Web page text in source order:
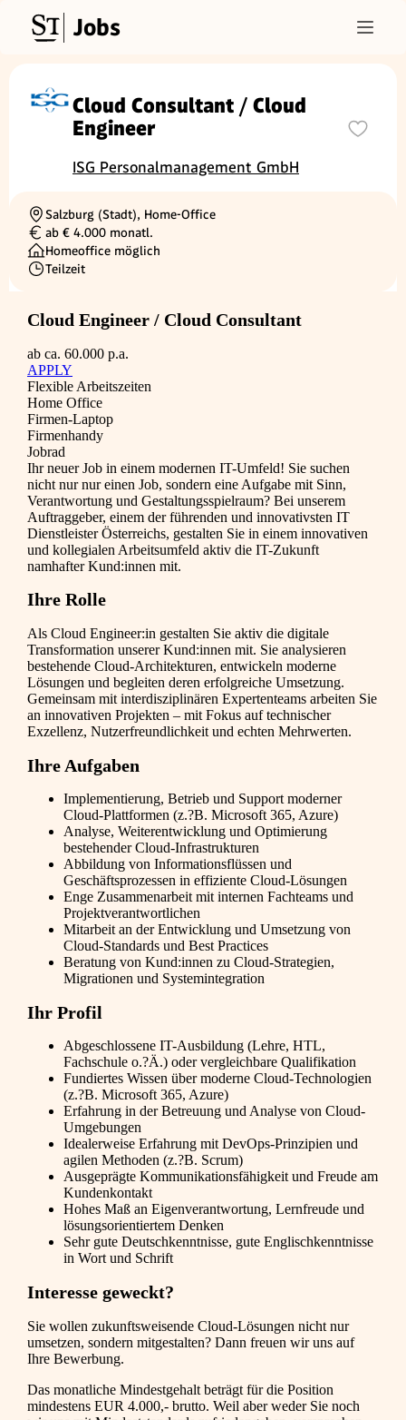
Jobs
Cloud Consultant / Cloud
Engineer
ISG Personalmanagement GmbH
Ortschaft
Salzburg (Stadt), Home-Office
Gehalt
ab € 4.000 monatl.
Homeoffice möglich
Beschäftigungsart
Teilzeit
Cloud Engineer / Cloud Consultant
ab ca. 60.000 p.a.
APPLY
Flexible Arbeitszeiten
Home Office
Firmen-Laptop
Firmenhandy
Jobrad
Ihr neuer Job in einem modernen IT-Umfeld! Sie suchen
nicht nur nur einen Job, sondern eine Aufgabe mit Sinn,
Verantwortung und Gestaltungsspielraum? Bei unserem
Auftraggeber, einem der führenden und innovativsten IT
Dienstleister Österreichs, gestalten Sie in einem innovativen
und kollegialen Arbeitsumfeld aktiv die IT-Zukunft
namhafter Kund:innen mit.
Ihre Rolle
Als Cloud Engineer:in gestalten Sie aktiv die digitale
Transformation unserer Kund:innen mit. Sie analysieren
bestehende Cloud-Architekturen, entwickeln moderne
Lösungen und begleiten deren erfolgreiche Umsetzung.
Gemeinsam mit interdisziplinären Expertenteams arbeiten Sie
an innovativen Projekten – mit Fokus auf technischer
Exzellenz, Nutzerfreundlichkeit und echten Mehrwerten.
Ihre Aufgaben
Implementierung, Betrieb und Support moderner
Cloud-Plattformen (z.?B. Microsoft 365, Azure)
Analyse, Weiterentwicklung und Optimierung
bestehender Cloud-Infrastrukturen
Abbildung von Informationsflüssen und
Geschäftsprozessen in effiziente Cloud-Lösungen
Enge Zusammenarbeit mit internen Fachteams und
Projektverantwortlichen
Mitarbeit an der Entwicklung und Umsetzung von
Cloud-Standards und Best Practices
Beratung von Kund:innen zu Cloud-Strategien,
Migrationen und Systemintegration
Ihr Profil
Abgeschlossene IT-Ausbildung (Lehre, HTL,
Fachschule o.?Ä.) oder vergleichbare Qualifikation
Fundiertes Wissen über moderne Cloud-Technologien
(z.?B. Microsoft 365, Azure)
Erfahrung in der Betreuung und Analyse von Cloud-
Umgebungen
Idealerweise Erfahrung mit DevOps-Prinzipien und
agilen Methoden (z.?B. Scrum)
Ausgeprägte Kommunikationsfähigkeit und Freude am
Kundenkontakt
Hohes Maß an Eigenverantwortung, Lernfreude und
lösungsorientiertem Denken
Sehr gute Deutschkenntnisse, gute Englischkenntnisse
in Wort und Schrift
Interesse geweckt?
Sie wollen zukunftsweisende Cloud-Lösungen nicht nur
umsetzen, sondern mitgestalten? Dann freuen wir uns auf
Ihre Bewerbung.
Das monatliche Mindestgehalt beträgt für die Position
mindestens EUR 4.000,- brutto. Weil aber weder Sie noch